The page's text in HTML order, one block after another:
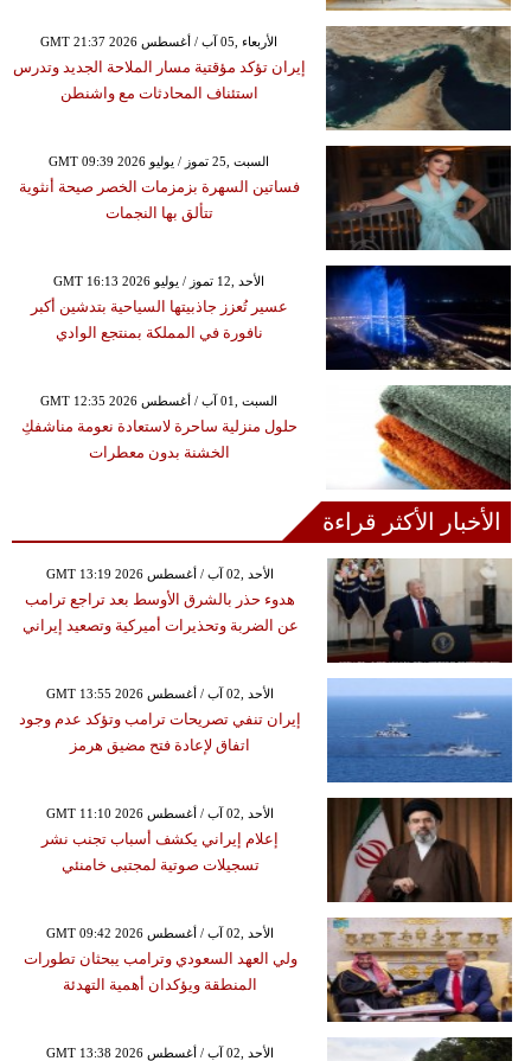
GMT 21:37 2026 الأربعاء ,05 آب / أغسطس
إيران تؤكد مؤقتية مسار الملاحة الجديد وتدرس
استئناف المحادثات مع واشنطن
GMT 09:39 2026 السبت ,25 تموز / يوليو
فساتين السهرة بزمزمات الخصر صيحة أنثوية
تتألق بها النجمات
GMT 16:13 2026 الأحد ,12 تموز / يوليو
عسير تُعزز جاذبيتها السياحية بتدشين أكبر
نافورة في المملكة بمنتجع الوادي
GMT 12:35 2026 السبت ,01 آب / أغسطس
حلول منزلية ساحرة لاستعادة نعومة مناشفكِ
الخشنة بدون معطرات
الأخبار الأكثر قراءة
GMT 13:19 2026 الأحد ,02 آب / أغسطس
هدوء حذر بالشرق الأوسط بعد تراجع ترامب
عن الضربة وتحذيرات أميركية وتصعيد إيراني
GMT 13:55 2026 الأحد ,02 آب / أغسطس
إيران تنفي تصريحات ترامب وتؤكد عدم وجود
اتفاق لإعادة فتح مضيق هرمز
GMT 11:10 2026 الأحد ,02 آب / أغسطس
إعلام إيراني يكشف أسباب تجنب نشر
تسجيلات صوتية لمجتبى خامنئي
GMT 09:42 2026 الأحد ,02 آب / أغسطس
ولي العهد السعودي وترامب يبحثان تطورات
المنطقة ويؤكدان أهمية التهدئة
GMT 13:38 2026 الأحد ,02 آب / أغسطس